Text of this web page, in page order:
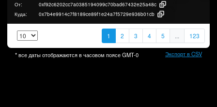
От:
0xf92c6202cc7a0385194099c70bad67432e25a48c
Куда:
0x7b4e9914c7f8189ce89f1e24a7f5729e936b01cb
1 2 3 4 5 ... 123
* все даты отображаются в часовом поясеGMT-0 Экспорт в CSV